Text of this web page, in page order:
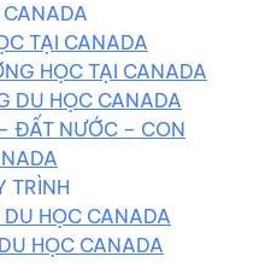
CANADA
TẠI CANADA
HỌC TẠI CANADA
DU HỌC CANADA
ĐẤT NƯỚC – CON
TRÌNH
HỌC CANADA
HỌC CANADA